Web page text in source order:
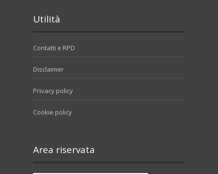
Utilità
Contatti e RPD
Disclaimer
Privacy policy
Cookie policy
Area riservata